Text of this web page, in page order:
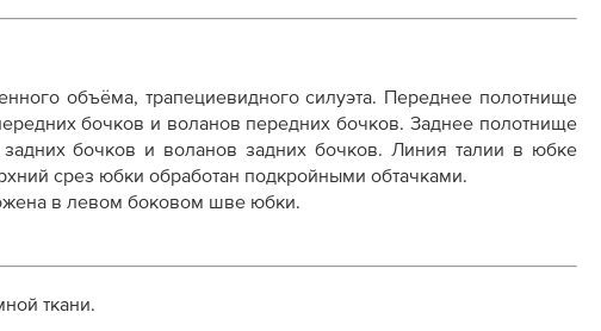
по росту
объёма, трапециевидного силуэта. Переднее полотнище
бочков и воланов передних бочков. Заднее полотнище
бочков и воланов задних бочков. Линия талии в юбке
срез юбки обработан подкройными обтачками.
в левом боковом шве юбки.
ткани.